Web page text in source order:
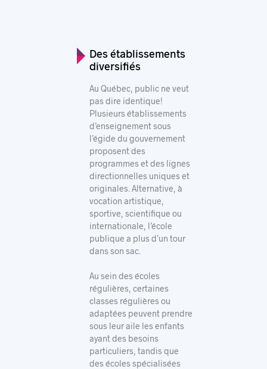
Des établissements
diversifiés
Au Québec, public ne veut
pas dire identique!
Plusieurs établissements
d’enseignement sous
l’égide du gouvernement
proposent des
programmes et des lignes
directionnelles uniques et
originales. Alternative, à
vocation artistique,
sportive, scientifique ou
internationale, l’école
publique a plus d’un tour
dans son sac.
Au sein des écoles
régulières, certaines
classes régulières ou
adaptées peuvent prendre
sous leur aile les enfants
ayant des besoins
particuliers, tandis que
des écoles spécialisées